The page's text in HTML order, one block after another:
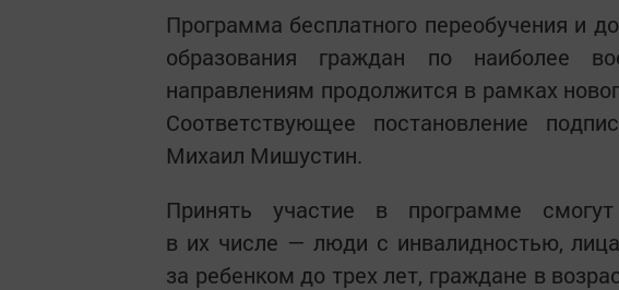
Программа бесплатного переобучения и
образования граждан по наиболее
направлениям продолжится в рамках
Соответствующее постановление
Михаил Мишустин.
Принять участие в программе
в их числе — люди с инвалидностью,
за ребенком до трех лет, граждане в